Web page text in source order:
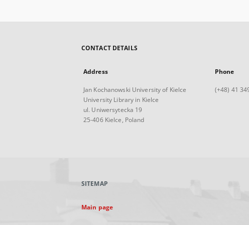
CONTACT DETAILS
Address
Jan Kochanowski University of Kielce
University Library in Kielce
ul. Uniwersytecka 19
25-406 Kielce, Poland
Phone
(+48) 41
SITEMAP
Main page